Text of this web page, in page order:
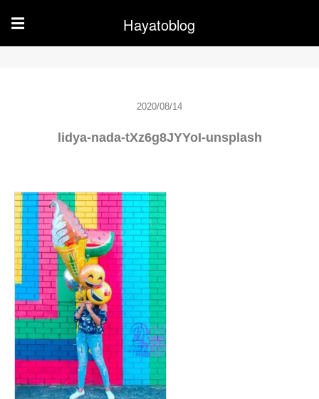
☰ Hayatoblog
2020/08/14
lidya-nada-tXz6g8JYYoI-unsplash